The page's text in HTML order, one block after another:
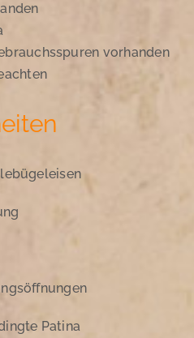
vorhanden
Patina